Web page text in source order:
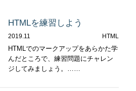
HTMLを練習しよう
2019.11
HTML
HTMLでのマークアップをあらかた学
んだところで、練習問題にチャレン
ジしてみましょう。……